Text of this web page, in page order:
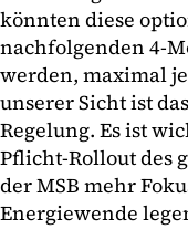
könnten diese
nachfolgenden 4-
werden, maximal
unserer Sicht ist
Regelung. Es ist
Pflicht-Rollout des
der MSB mehr
Energiewende